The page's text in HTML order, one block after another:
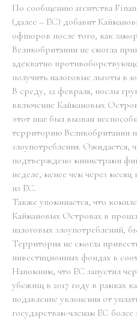
По сообщению агентства
(далее – ЕС) добавит
офшоров после того, как
Великобритании не смогла
адекватно
получить налоговые льготы в
В среду, 12 февраля, послы
включение Каймановых
этот шаг был вызван
территорию Великобритании
злоупотребления. Ожидается,
подтверждено министрами
неделе, менее чем через
из ЕС.
Также упоминается, что
Каймановых Островах в
налоговых злоупотреблений,
Территория не смогла
инвестиционных фондах в
Напомним, что ЕС запустил
убежищ в 2017 году в рамках
подавление уклонения от
государствам-членам ЕС